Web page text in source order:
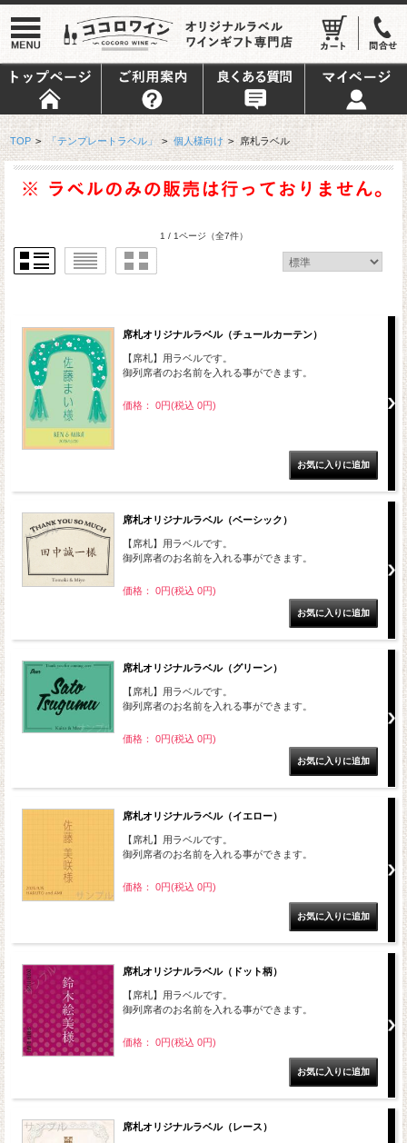
TOP > 「テンプレートラベル」 > 個人様向け > 席札ラベル
1 / 1ページ （全7件）
席札オリジナルラベル（チュールカーテン）
【席札】用ラベルです。
御列席者のお名前を入れる事ができます。
価格： 0円(税込 0円)
席札オリジナルラベル（ベーシック）
【席札】用ラベルです。
御列席者のお名前を入れる事ができます。
価格： 0円(税込 0円)
席札オリジナルラベル（グリーン）
【席札】用ラベルです。
御列席者のお名前を入れる事ができます。
価格： 0円(税込 0円)
席札オリジナルラベル（イエロー）
【席札】用ラベルです。
御列席者のお名前を入れる事ができます。
価格： 0円(税込 0円)
席札オリジナルラベル（ドット柄）
【席札】用ラベルです。
御列席者のお名前を入れる事ができます。
価格： 0円(税込 0円)
席札オリジナルラベル（レース）